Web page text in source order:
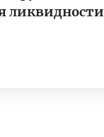
ликвидности